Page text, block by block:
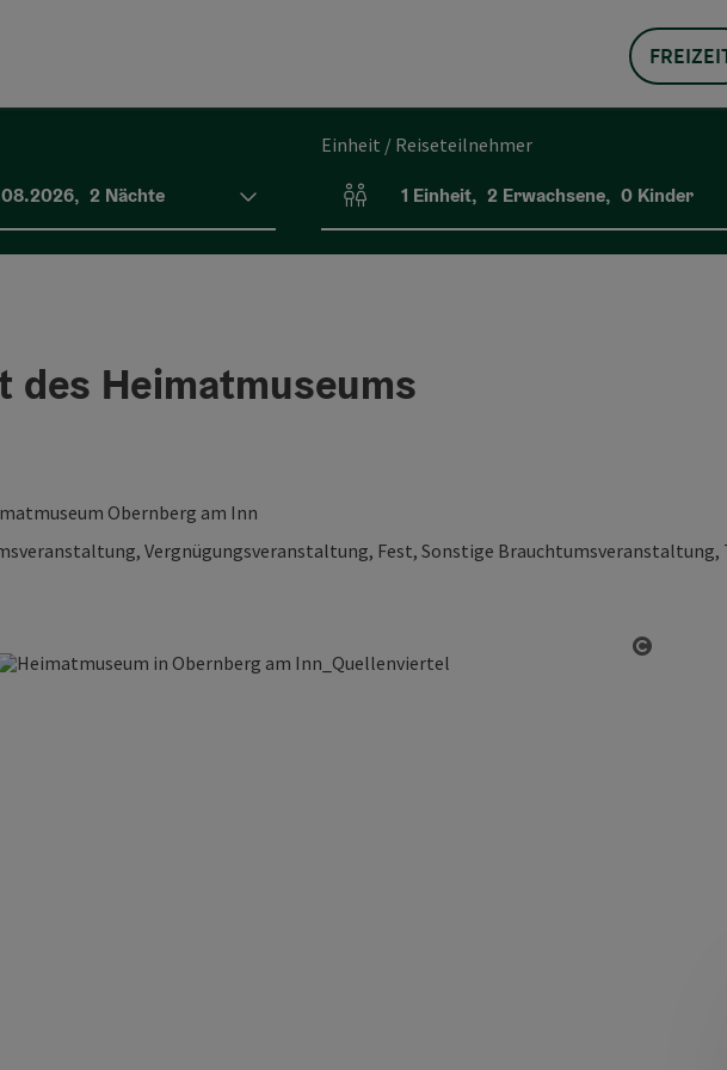
, 2 Nächte
Einheit / Reiseteilnehmer
Einheitenanzahl und Personenfelder
1 Einheit, 2 Erwachsene, 0 Kinder
des Heimatmuseums
Obernberg am Inn
Vergnügungsveranstaltung, Fest, Sonstige